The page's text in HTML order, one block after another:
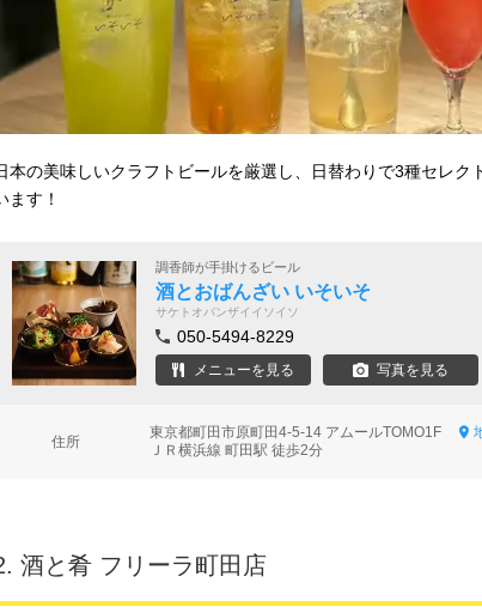
本の美味しいクラフトビールを厳選し、日替わりで3種セレク
ます！
調香師が手掛けるビール
酒とおばんざい いそいそ
サケトオバンザイイソイソ
050-5494-8229
メニューを見る 写真を見る
住所
東京都町田市原町田4-5-14 アムールTOMO1F
ＪＲ横浜線 町田駅 徒歩2分
酒と肴 フリーラ町田店